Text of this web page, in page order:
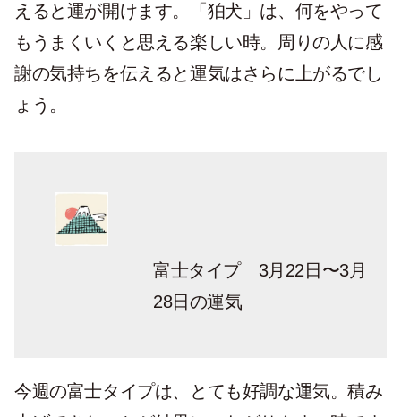
えると運が開けます。「狛犬」は、何をやって
もうまくいくと思える楽しい時。周りの人に感
謝の気持ちを伝えると運気はさらに上がるでし
ょう。
富士タイプ 3月22日〜3月
28日の運気
今週の富士タイプは、とても好調な運気。積み